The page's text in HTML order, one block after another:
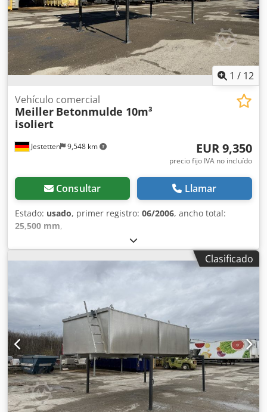
1 / 12
Jestetten 9,548 km
Vehículo comercial
Meiller Betonmulde 10m³
isoliert
EUR 9,350
precio fijo IVA no incluído
Consultar Llamar
Estado: usado, primer registro: 06/2006, ancho total:
25,500 mm,
Clasificado